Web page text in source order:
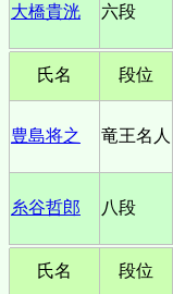
大橋貴洸 六段
氏名 段位
豊島将之 竜王名人
糸谷哲郎 八段
氏名 段位